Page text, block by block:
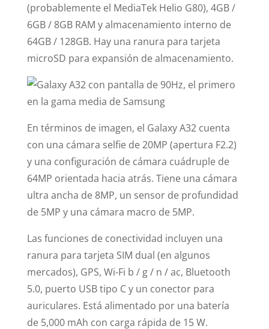
(probablemente el MediaTek Helio G80), 4GB /
6GB / 8GB RAM y almacenamiento interno de
64GB / 128GB. Hay una ranura para tarjeta
microSD para expansión de almacenamiento.
En términos de imagen, el Galaxy A32 cuenta
con una cámara selfie de 20MP (apertura F2.2)
y una configuración de cámara cuádruple de
64MP orientada hacia atrás. Tiene una cámara
ultra ancha de 8MP, un sensor de profundidad
de 5MP y una cámara macro de 5MP.
Las funciones de conectividad incluyen una
ranura para tarjeta SIM dual (en algunos
mercados), GPS, Wi-Fi b / g / n / ac, Bluetooth
5.0, puerto USB tipo C y un conector para
auriculares. Está alimentado por una batería
de 5,000 mAh con carga rápida de 15 W.